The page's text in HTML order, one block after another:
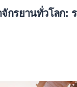
กรยานทั่วโลก: